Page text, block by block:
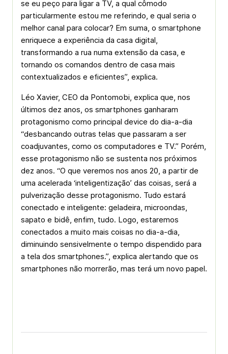
se eu peço para ligar a TV, a qual cômodo
particularmente estou me referindo, e qual seria o
melhor canal para colocar? Em suma, o smartphone
enriquece a experiência da casa digital,
transformando a rua numa extensão da casa, e
tornando os comandos dentro de casa mais
contextualizados e eficientes”, explica.
Léo Xavier, CEO da Pontomobi, explica que, nos
últimos dez anos, os smartphones ganharam
protagonismo como principal device do dia-a-dia
“desbancando outras telas que passaram a ser
coadjuvantes, como os computadores e TV.” Porém,
esse protagonismo não se sustenta nos próximos
dez anos. “O que veremos nos anos 20, a partir de
uma acelerada ‘inteligentização’ das coisas, será a
pulverização desse protagonismo. Tudo estará
conectado e inteligente: geladeira, microondas,
sapato e bidê, enfim, tudo. Logo, estaremos
conectados a muito mais coisas no dia-a-dia,
diminuindo sensivelmente o tempo dispendido para
a tela dos smartphones.”, explica alertando que os
smartphones não morrerão, mas terá um novo papel.